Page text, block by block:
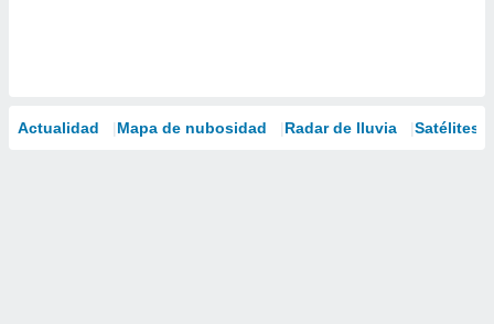
Actualidad Mapa de nubosidad Radar de lluvia Satélites